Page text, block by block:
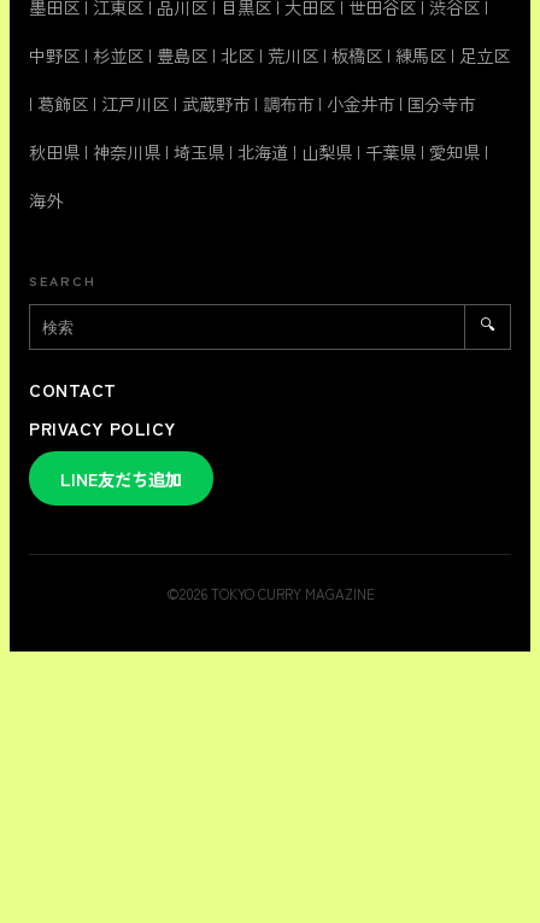
墨田区 | 江東区 | 品川区 | 目黒区 | 大田区 | 世田谷区 | 渋谷区 |
中野区 | 杉並区 | 豊島区 | 北区 | 荒川区 | 板橋区 | 練馬区 | 足立区
| 葛飾区 | 江戸川区 | 武蔵野市 | 調布市 | 小金井市 | 国分寺市
秋田県 | 神奈川県 | 埼玉県 | 北海道 | 山梨県 | 千葉県 | 愛知県 |
海外
SEARCH
🔍
CONTACT
PRIVACY POLICY
LINE友だち追加
©2026TOKYO CURRY MAGAZINE